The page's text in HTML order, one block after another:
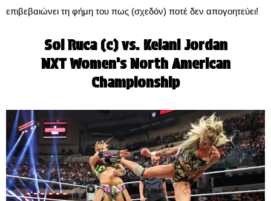
επιβεβαιώνει τη φήμη του πως (σχεδόν) ποτέ δεν απογοητεύει!
Sol Ruca (c) vs. Kelani Jordan
NXT Women’s North American
Championship